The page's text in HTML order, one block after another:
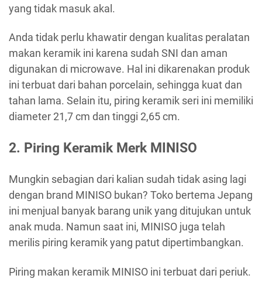
yang tidak masuk akal.
Anda tidak perlu khawatir dengan kualitas peralatan
makan keramik ini karena sudah SNI dan aman
digunakan di microwave. Hal ini dikarenakan produk
ini terbuat dari bahan porcelain, sehingga kuat dan
tahan lama. Selain itu, piring keramik seri ini memiliki
diameter 21,7 cm dan tinggi 2,65 cm.
2. Piring Keramik Merk MINISO
Mungkin sebagian dari kalian sudah tidak asing lagi
dengan brand MINISO bukan? Toko bertema Jepang
ini menjual banyak barang unik yang ditujukan untuk
anak muda. Namun saat ini, MINISO juga telah
merilis piring keramik yang patut dipertimbangkan.
Piring makan keramik MINISO ini terbuat dari periuk.